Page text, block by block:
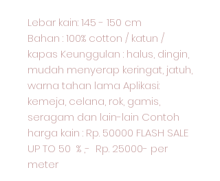
Lebar kain: 145 - 150 cm
Bahan : 100% cotton / katun /
kapas Keunggulan : halus, dingin,
mudah menyerap keringat, jatuh,
warna tahan lama Aplikasi:
kemeja, celana, rok, gamis,
seragam dan lain-lain Contoh
harga kain : Rp. 50000 FLASH SALE
UP TO 50 % ,- Rp. 25000- per
meter